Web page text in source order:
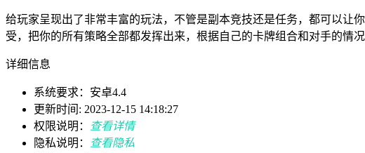
给玩家呈现出了非常丰富的玩法，不管是副本竞技还是任务，都可以让
受，把你的所有策略全部都发挥出来，根据自己的卡牌组合和对手的情
详细信息
系统要求：安卓4.4
更新时间: 2023-12-15 14:18:27
权限说明：
查看详情
隐私说明：
查看隐私